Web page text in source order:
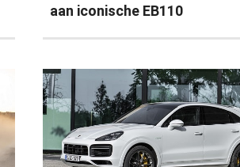
aan iconische EB110